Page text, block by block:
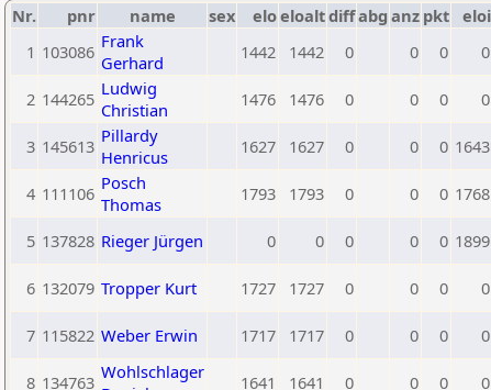
Nr. pnr name sex eloeloaltdiffabg anz pkt eloi
1 103086 Frank
Gerhard
1442 1442 0 0 0 0
2 144265 Ludwig
Christian
1476 1476 0 0 0 0
3 145613 Pillardy
Henricus
1627 1627 0 0 0 1643
4 111106 Posch
Thomas
1793 1793 0 0 0 1768
5 137828 Rieger Jürgen 0 0 0 0 0 1899
6 132079 Tropper Kurt 1727 1727 0 0 0 0
7 115822 Weber Erwin 1717 1717 0 0 0 0
8 134763 Wohlschlager
1641 1641 0 0 0 0